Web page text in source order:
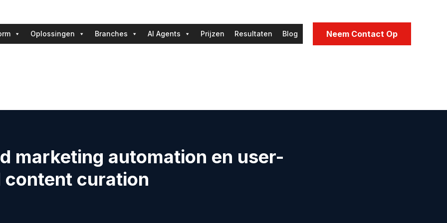
Oplossingen Branches AI Agents Prijzen Resultaten Blog Neem Contact Op
marketing automation en user-
content curation